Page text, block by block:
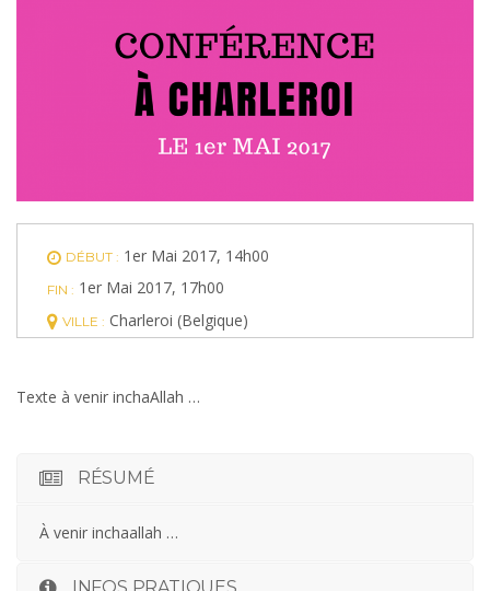
DÉBUT : 1er Mai 2017, 14h00
FIN : 1er Mai 2017, 17h00
VILLE : Charleroi (Belgique)
Texte à venir inchaAllah …
RÉSUMÉ
À venir inchaallah …